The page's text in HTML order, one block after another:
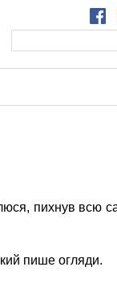
пихнув всю
пише огляди.